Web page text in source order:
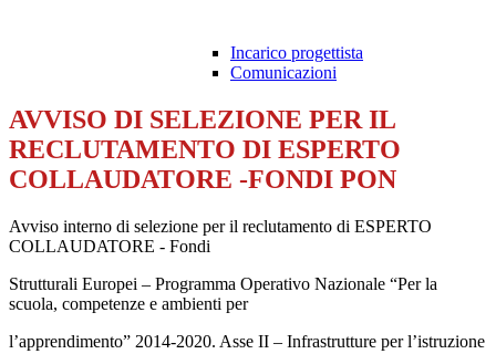
Incarico progettista
Comunicazioni
AVVISO DI SELEZIONE PER IL
RECLUTAMENTO DI ESPERTO
COLLAUDATORE -FONDI PON
Avviso interno di selezione per il reclutamento di ESPERTO
COLLAUDATORE - Fondi
Strutturali Europei – Programma Operativo Nazionale “Per la
scuola, competenze e ambienti per
l’apprendimento” 2014-2020. Asse II – Infrastrutture per l’istruzione